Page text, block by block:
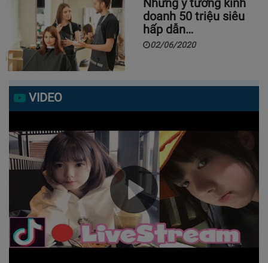
Những ý tưởng kinh
doanh 50 triệu siêu
hấp dẫn…
02/06/2020
VIDEO